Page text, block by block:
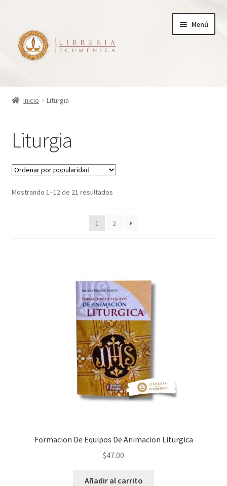
la
navegación
contenido
Menú
Inicio
Carrito
Finalizar compra
¿Quienes somos?
Inicio Liturgia
Liturgia
Mostrando 1–12 de 21 resultadosOrdenado
1
2
Formacion De Equipos De Animacion Liturgica
$47.00
Añadir al carrito